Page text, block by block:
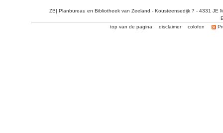
ZB| Planbureau en Bibliotheek van Zeeland - Kousteensedijk 7 - 4331 JE
top van de pagina
disclaimer colofon